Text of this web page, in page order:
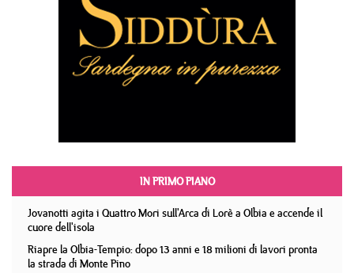
IN PRIMO PIANO
Jovanotti agita i Quattro Mori sull'Arca di Lorè a Olbia e accende il
cuore dell'isola
Riapre la Olbia-Tempio: dopo 13 anni e 18 milioni di lavori pronta
la strada di Monte Pino